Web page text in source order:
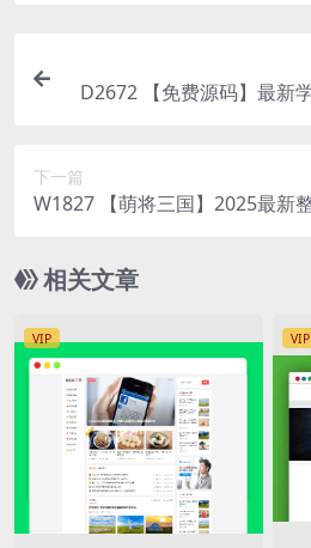
D2672 【免费源码】最新
下一篇
W1827 【萌将三国】2025最新
相关文章
VIP VIP